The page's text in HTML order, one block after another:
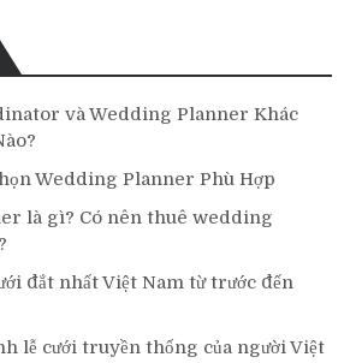
và Wedding Planner Khác
Wedding Planner Phù Hợp
là gì? Có nên thuê wedding
đắt nhất Việt Nam từ trước đến
lễ cưới truyền thống của người Việt